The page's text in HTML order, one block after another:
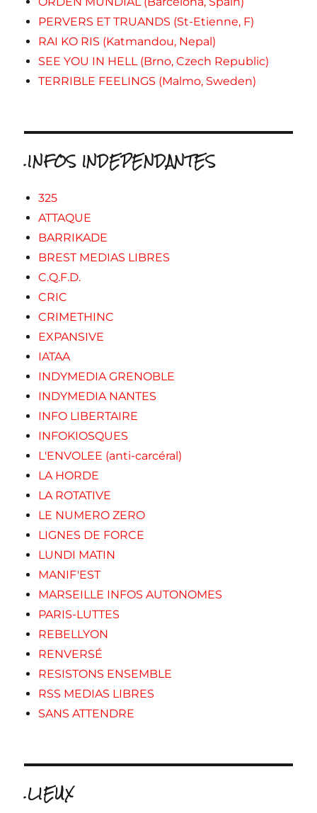
PERVERS ET TRUANDS (St-Etienne, F)
RAI KO RIS (Katmandou, Nepal)
SEE YOU IN HELL (Brno, Czech Republic)
TERRIBLE FEELINGS (Malmo, Sweden)
.INFOS INDEPENDANTES
325
ATTAQUE
BARRIKADE
BREST MEDIAS LIBRES
C.Q.F.D.
CRIC
CRIMETHINC
EXPANSIVE
IATAA
INDYMEDIA GRENOBLE
INDYMEDIA NANTES
INFO LIBERTAIRE
INFOKIOSQUES
L'ENVOLEE (anti-carcéral)
LA HORDE
LA ROTATIVE
LE NUMERO ZERO
LIGNES DE FORCE
LUNDI MATIN
MANIF'EST
MARSEILLE INFOS AUTONOMES
PARIS-LUTTES
REBELLYON
RENVERSÉ
RESISTONS ENSEMBLE
RSS MEDIAS LIBRES
SANS ATTENDRE
.LIEUX